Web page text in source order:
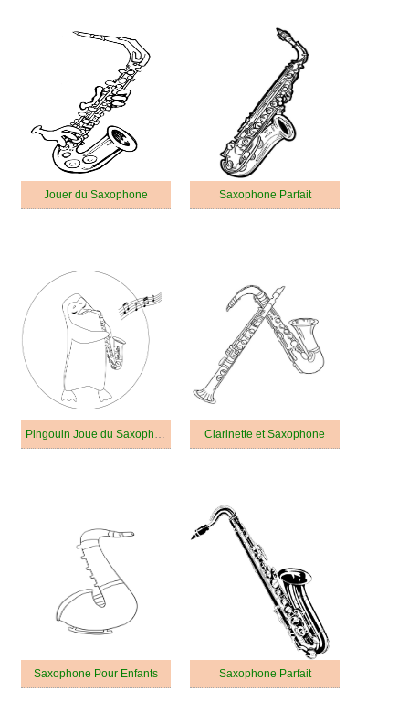
Jouer du Saxophone Saxophone Parfait
Pingouin Joue du Saxophone Clarinette et Saxophone
Saxophone Pour Enfants Saxophone Parfait